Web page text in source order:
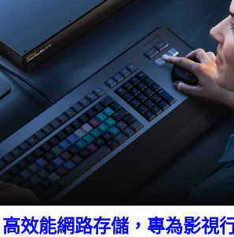
能網路存儲，專為影視